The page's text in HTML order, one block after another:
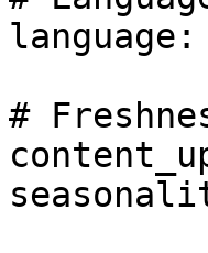
#